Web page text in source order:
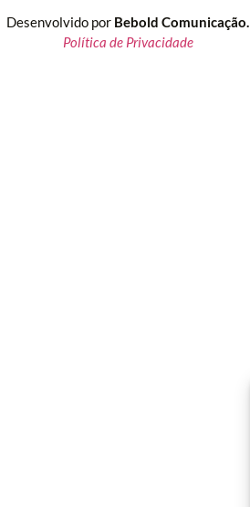
Desenvolvido por Bebold Comunicação.
Política de Privacidade